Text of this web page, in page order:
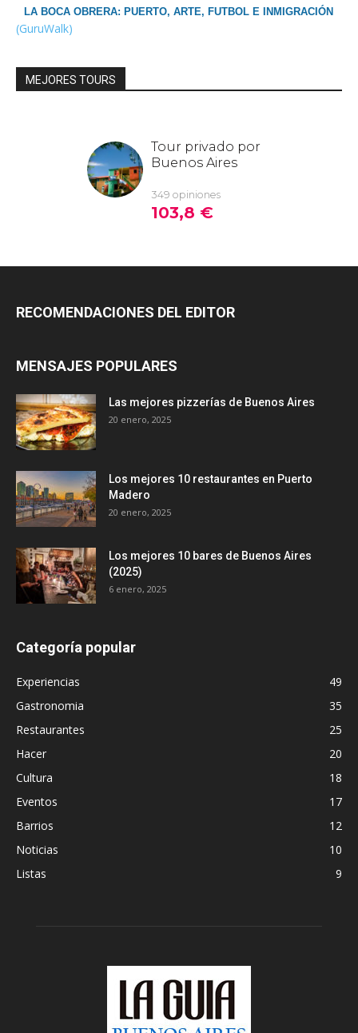
LA BOCA OBRERA: PUERTO, ARTE, FUTBOL E INMIGRACIÓN
(GuruWalk)
MEJORES TOURS
RECOMENDACIONES DEL EDITOR
MENSAJES POPULARES
Las mejores pizzerías de Buenos Aires
20 enero, 2025
Los mejores 10 restaurantes en Puerto
Madero
20 enero, 2025
Los mejores 10 bares de Buenos Aires
(2025)
6 enero, 2025
Categoría popular
Experiencias
49
Gastronomia
35
Restaurantes
25
Hacer
20
Cultura
18
Eventos
17
Barrios
12
Noticias
10
Listas
9